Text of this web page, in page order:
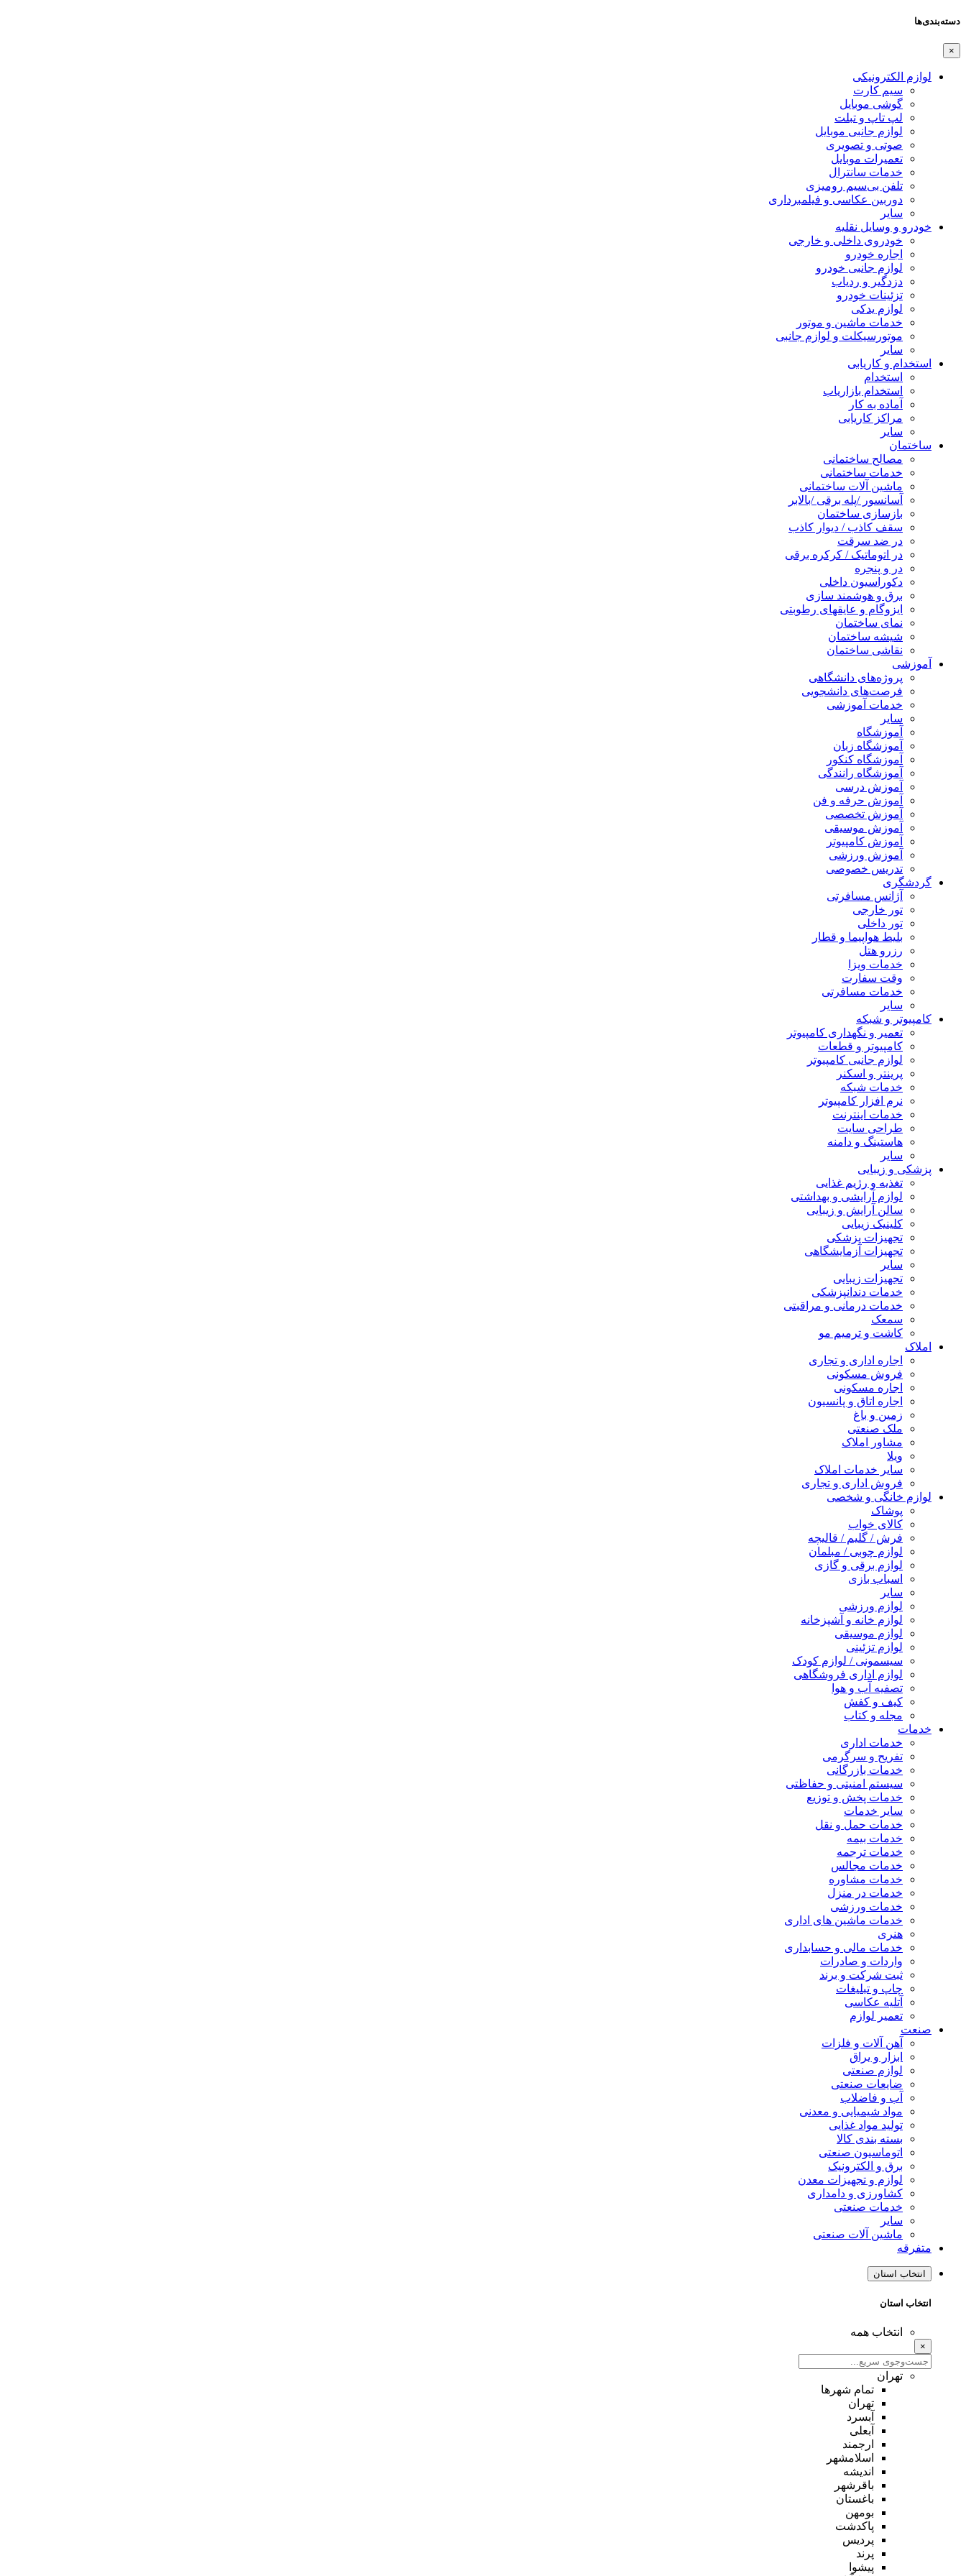
دسته‌بندی‌ها
×
لوازم الکترونیکی
سیم کارت
گوشی موبایل
لپ تاپ و تبلت
لوازم جانبی موبایل
صوتی و تصویری
تعمیرات موبایل
خدمات سانترال
تلفن بی‌سیم رومیزی
دوربین عکاسی و فیلمبرداری
سایر
خودرو و وسایل نقلیه
خودروی داخلی و خارجی
اجاره خودرو
لوازم جانبی خودرو
دزدگیر و ردیاب
تزئینات خودرو
لوازم یدکی
خدمات ماشین و موتور
موتورسیکلت و لوازم جانبی
سایر
استخدام و کاریابی
استخدام
استخدام بازاریاب
آماده به کار
مراکز کاریابی
سایر
ساختمان
مصالح ساختمانی
خدمات ساختمانی
ماشین آلات ساختمانی
آسانسور /پله برقی /بالابر
بازسازی ساختمان
سقف کاذب / دیوار کاذب
در ضد سرقت
در اتوماتیک / کرکره برقی
در و پنجره
دکوراسیون داخلی
برق و هوشمند سازی
ایزوگام و عایقهای رطوبتی
نمای ساختمان
شیشه ساختمان
نقاشی ساختمان
آموزشی
پروژه‌های دانشگاهی
فرصت‌های دانشجویی
خدمات آموزشی
سایر
آموزشگاه
آموزشگاه زبان
آموزشگاه کنکور
آموزشگاه رانندگی
آموزش درسی
آموزش حرفه و فن
آموزش تخصصی
آموزش موسیقی
آموزش کامپیوتر
آموزش ورزشی
تدریس خصوصی
گردشگری
آژانس مسافرتی
تور خارجی
تور داخلی
بلیط هواپیما و قطار
رزرو هتل
خدمات ویزا
وقت سفارت
خدمات مسافرتی
سایر
کامپیوتر و شبکه
تعمیر و نگهداری کامپیوتر
کامپیوتر و قطعات
لوازم جانبی کامپیوتر
پرینتر و اسکنر
خدمات شبکه
نرم افزار کامپیوتر
خدمات اینترنت
طراحی سایت
هاستینگ و دامنه
سایر
پزشکی و زیبایی
تغذیه و رژیم غذایی
لوازم آرایشی و بهداشتی
سالن آرایش و زیبایی
کلینیک زیبایی
تجهیزات پزشکی
تجهیزات آزمایشگاهی
سایر
تجهیزات زیبایی
خدمات دندانپزشکی
خدمات درمانی و مراقبتی
سمعک
کاشت و ترمیم مو
املاک
اجاره اداری و تجاری
فروش مسکونی
اجاره مسکونی
اجاره اتاق و پانسیون
زمین و باغ
ملک صنعتی
مشاور املاک
ویلا
سایر خدمات املاک
فروش اداری و تجاری
لوازم خانگی و شخصی
پوشاک
کالای خواب
فرش / گلیم / قالیچه
لوازم چوبی / مبلمان
لوازم برقی و گازی
اسباب بازی
سایر
لوازم ورزشی
لوازم خانه و آشپزخانه
لوازم موسیقی
لوازم تزئینی
سیسمونی / لوازم کودک
لوازم اداری فروشگاهی
تصفیه آب و هوا
کیف و کفش
مجله و کتاب
خدمات
خدمات اداری
تفریح و سرگرمی
خدمات بازرگانی
سیستم امنیتی و حفاظتی
خدمات پخش و توزیع
سایر خدمات
خدمات حمل و نقل
خدمات بیمه
خدمات ترجمه
خدمات مجالس
خدمات مشاوره
خدمات در منزل
خدمات ورزشی
خدمات ماشین های اداری
هنری
خدمات مالی و حسابداری
واردات و صادرات
ثبت شرکت و برند
چاپ و تبلیغات
آتلیه عکاسی
تعمیر لوازم
صنعت
آهن آلات و فلزات
ابزار و یراق
لوازم صنعتی
ضایعات صنعتی
آب و فاضلاب
مواد شیمیایی و معدنی
تولید مواد غذایی
بسته بندی کالا
اتوماسیون صنعتی
برق و الکترونیک
لوازم و تجهیزات معدن
کشاورزی و دامداری
خدمات صنعتی
سایر
ماشین آلات صنعتی
متفرقه
انتخاب استان
انتخاب استان
انتخاب همه
×
تهران
تمام شهر‌ها
تهران
آبسرد
آبعلی
ارجمند
اسلامشهر
اندیشه
باقرشهر
باغستان
بومهن
پاکدشت
پردیس
پرند
پیشوا